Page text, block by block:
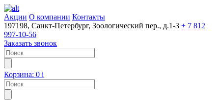
Акции О компании Контакты
197198, Санкт-Петербург, Зоологический пер., д.1-3 + 7 812
997-10-56
Заказать звонок
Корзина: 0 i